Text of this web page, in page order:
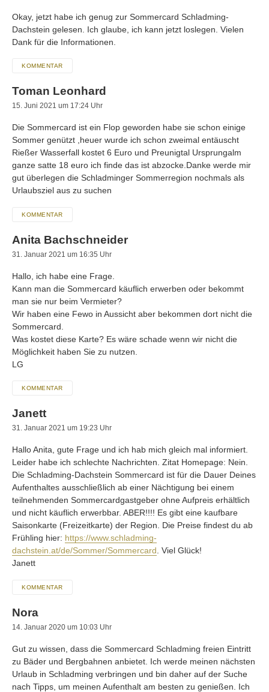
Okay, jetzt habe ich genug zur Sommercard Schladming-
Dachstein gelesen. Ich glaube, ich kann jetzt loslegen. Vielen
Dank für die Informationen.
KOMMENTAR
Toman Leonhard
15. Juni 2021 um 17:24 Uhr
Die Sommercard ist ein Flop geworden habe sie schon einige
Sommer genützt ,heuer wurde ich schon zweimal entäuscht
Rießer Wasserfall kostet 6 Euro und Preunigtal Ursprungalm
ganze satte 18 euro ich finde das ist abzocke.Danke werde mir
gut überlegen die Schladminger Sommerregion nochmals als
Urlaubsziel aus zu suchen
KOMMENTAR
Anita Bachschneider
31. Januar 2021 um 16:35 Uhr
Hallo, ich habe eine Frage.
Kann man die Sommercard käuflich erwerben oder bekommt
man sie nur beim Vermieter?
Wir haben eine Fewo in Aussicht aber bekommen dort nicht die
Sommercard.
Was kostet diese Karte? Es wäre schade wenn wir nicht die
Möglichkeit haben Sie zu nutzen.
LG
KOMMENTAR
Janett
31. Januar 2021 um 19:23 Uhr
Hallo Anita, gute Frage und ich hab mich gleich mal informiert.
Leider habe ich schlechte Nachrichten. Zitat Homepage: Nein.
Die Schladming-Dachstein Sommercard ist für die Dauer Deines
Aufenthaltes ausschließlich ab einer Nächtigung bei einem
teilnehmenden Sommercardgastgeber ohne Aufpreis erhältlich
und nicht käuflich erwerbbar. ABER!!!! Es gibt eine kaufbare
Saisonkarte (Freizeitkarte) der Region. Die Preise findest du ab
Frühling hier: https://www.schladming-
dachstein.at/de/Sommer/Sommercard. Viel Glück!
Janett
KOMMENTAR
Nora
14. Januar 2020 um 10:03 Uhr
Gut zu wissen, dass die Sommercard Schladming freien Eintritt
zu Bäder und Bergbahnen anbietet. Ich werde meinen nächsten
Urlaub in Schladming verbringen und bin daher auf der Suche
nach Tipps, um meinen Aufenthalt am besten zu genießen. Ich